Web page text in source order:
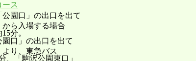
ス
園口」の出口を出て
場する場合
分。
園口」の出口を出て
、東急バス
駒沢公園東口」